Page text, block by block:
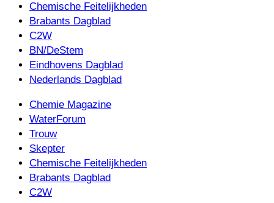
Chemische Feitelijkheden
Brabants Dagblad
C2W
BN/DeStem
Eindhovens Dagblad
Nederlands Dagblad
Chemie Magazine
WaterForum
Trouw
Skepter
Chemische Feitelijkheden
Brabants Dagblad
C2W